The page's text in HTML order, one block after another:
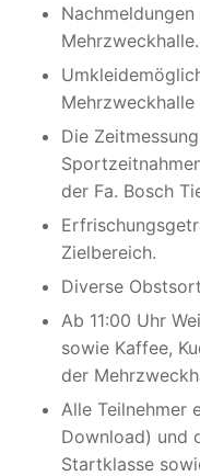
Mehrzweckhalle.
Die
der Fa. Bosch
Zielbereich.
Diverse
Ab 11:00 Uhr
sowie Kaffee,
der
Alle Teilnehmer
Download) und
Startklasse